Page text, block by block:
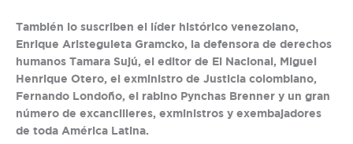
También lo suscriben el líder histórico venezolano,
Enrique Aristeguieta Gramcko, la defensora de derechos
humanos Tamara Sujú, el editor de El Nacional, Miguel
Henrique Otero, el exministro de Justicia colombiano,
Fernando Londoño, el rabino Pynchas Brenner y un gran
número de excancilleres, exministros y exembajadores
de toda América Latina.